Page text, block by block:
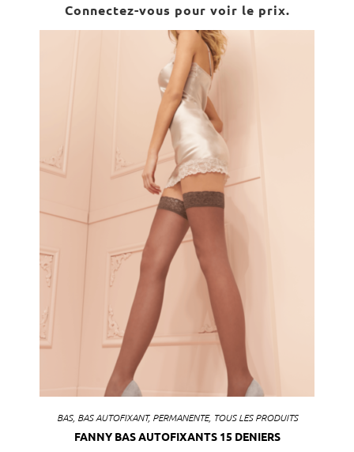
Connectez-vous pour voir le prix.
BAS, BAS AUTOFIXANT, PERMANENTE, TOUS LES PRODUITS
FANNY BAS AUTOFIXANTS 15 DENIERS